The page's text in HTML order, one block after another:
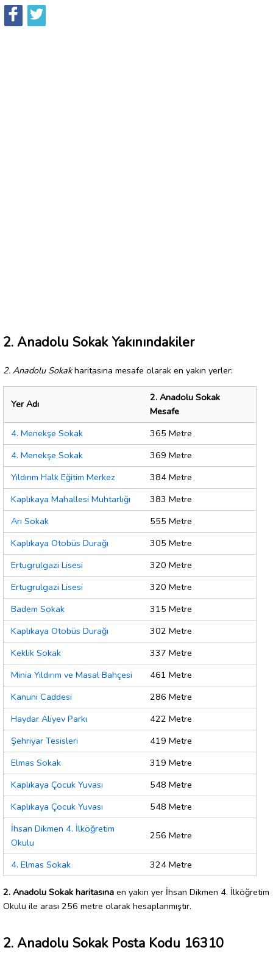
2. Anadolu Sokak Yakınındakiler
2. Anadolu Sokakharitasına mesafe olarak en yakın yerler:
Yer Adı
2. Anadolu Sokak
Mesafe
4. Menekşe Sokak
365 Metre
4. Menekşe Sokak
369 Metre
Yıldırım Halk Eğitim Merkez
384 Metre
Kaplıkaya Mahallesi Muhtarlığı
383 Metre
Arı Sokak
555 Metre
Kaplıkaya Otobüs Durağı
305 Metre
Ertugrulgazi Lisesi
320 Metre
Ertugrulgazi Lisesi
320 Metre
Badem Sokak
315 Metre
Kaplıkaya Otobüs Durağı
302 Metre
Keklik Sokak
337 Metre
Minia Yıldırım ve Masal Bahçesi
461 Metre
Kanuni Caddesi
286 Metre
Haydar Aliyev Parkı
422 Metre
Şehriyar Tesisleri
419 Metre
Elmas Sokak
319 Metre
Kaplıkaya Çocuk Yuvası
548 Metre
Kaplıkaya Çocuk Yuvası
548 Metre
İhsan Dikmen 4. İlköğretim
Okulu
256 Metre
4. Elmas Sokak 324 Metre
2. Anadolu Sokak haritasına en yakın yer İhsan Dikmen 4. İlköğretim
Okulu ile arası 256 metre olarak hesaplanmıştır.
2. Anadolu Sokak Posta Kodu 16310